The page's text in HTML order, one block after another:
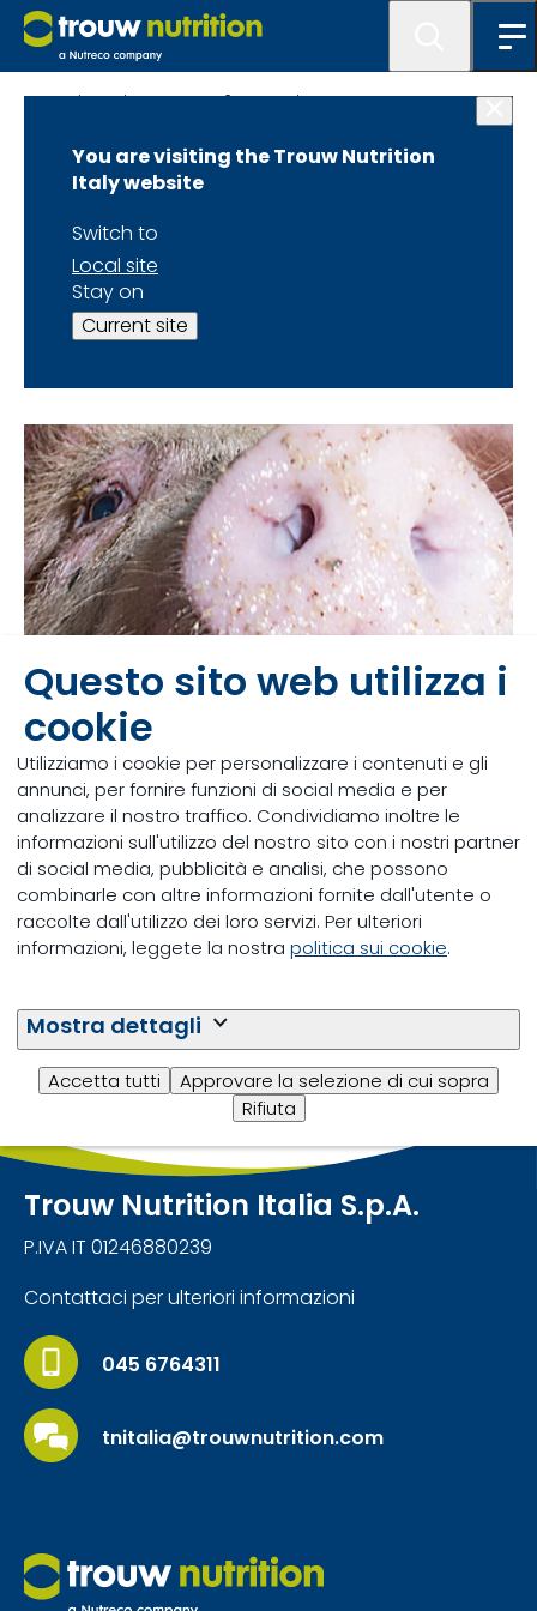
Questo sito web utilizza i
cookie
Utilizziamo i cookie per personalizzare i contenuti e gli
annunci, per fornire funzioni di social media e per
analizzare il nostro traffico. Condividiamo inoltre le
informazioni sull'utilizzo del nostro sito con i nostri partner
di social media, pubblicità e analisi, che possono
combinarle con altre informazioni fornite dall'utente o
raccolte dall'utilizzo dei loro servizi. Per ulteriori
informazioni, leggete la nostra politica sui cookie.
Mostra dettagli
Accetta tutti
Approvare la selezione di cui sopra
Rifiuta
You are visiting the Trouw Nutrition
Italy website
Switch to
Local site
Stay on
Current site
RegistrazioneEvento 21 maggio
La tua registrazione
è avvenuta con
successo!
Grazie per esserti iscritto all'evento.
Ti aspettiamomercoledì 21 maggioalleore 16:30
presso Resort Le Ali del Frassino- Strada Santa
Cristina, 13 - 37019 Peschiera Del Garda VR.
Trouw Nutrition Italia S.p.A.
P.IVA IT 01246880239
Contattaci per ulteriori informazioni
045 6764311
tnitalia@trouwnutrition.com